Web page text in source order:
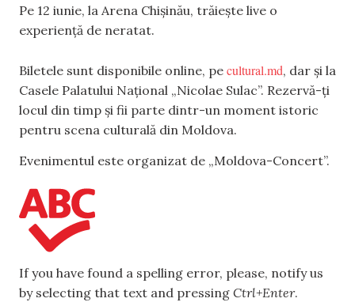
Pe 12 iunie, la Arena Chișinău, trăiește live o
experiență de neratat.
Biletele sunt disponibile online, pe cultural.md, dar și la
Casele Palatului Național „Nicolae Sulac”. Rezervă-ți
locul din timp și fii parte dintr-un moment istoric
pentru scena culturală din Moldova.
Evenimentul este organizat de „Moldova-Concert”.
If you have found a spelling error, please, notify us
by selecting that text and pressing Ctrl+Enter.